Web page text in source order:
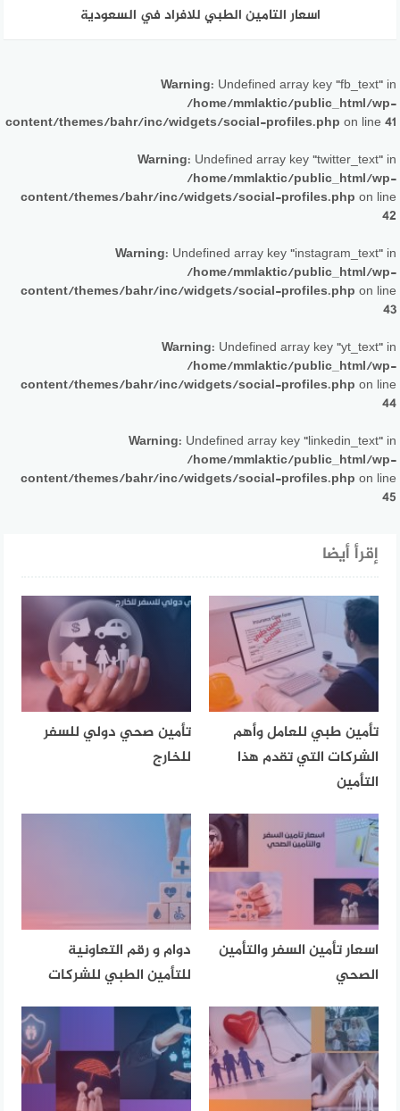
اسعار التامين الطبي للافراد في السعودية
Warning: Undefined array key "fb_text" in
/home/mmlaktic/public_html/wp-
content/themes/bahr/inc/widgets/social-profiles.php on line 41
Warning: Undefined array key "twitter_text" in
/home/mmlaktic/public_html/wp-
content/themes/bahr/inc/widgets/social-profiles.php on line
42
Warning: Undefined array key "instagram_text" in
/home/mmlaktic/public_html/wp-
content/themes/bahr/inc/widgets/social-profiles.php on line
43
Warning: Undefined array key "yt_text" in
/home/mmlaktic/public_html/wp-
content/themes/bahr/inc/widgets/social-profiles.php on line
44
Warning: Undefined array key "linkedin_text" in
/home/mmlaktic/public_html/wp-
content/themes/bahr/inc/widgets/social-profiles.php on line
45
إقرأ أيضا
تأمين طبي للعامل وأهم
الشركات التي تقدم هذا
التأمين
تأمين صحي دولي للسفر
للخارج
اسعار تأمين السفر والتأمين
الصحي
دوام و رقم التعاونية
للتأمين الطبي للشركات